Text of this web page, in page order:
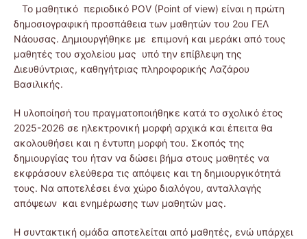
Το μαθητικό περιοδικό POV (Point of view) είναι η πρώτη
δημοσιογραφική προσπάθεια των μαθητών του 2ου ΓΕΛ
Νάουσας. Δημιουργήθηκε με επιμονή και μεράκι από τους
μαθητές του σχολείου μας υπό την επίβλεψη της
Διευθύντριας, καθηγήτριας πληροφορικής Λαζάρου
Βασιλικής.
Η υλοποίησή του πραγματοποιήθηκε κατά το σχολικό έτος
2025-2026 σε ηλεκτρονική μορφή αρχικά και έπειτα θα
ακολουθήσει και η έντυπη μορφή του. Σκοπός της
δημιουργίας του ήταν να δώσει βήμα στους μαθητές να
εκφράσουν ελεύθερα τις απόψεις και τη δημιουργικότητά
τους. Να αποτελέσει ένα χώρο διαλόγου, ανταλλαγής
απόψεων και ενημέρωσης των μαθητών μας.
Η συντακτική ομάδα αποτελείται από μαθητές, ενώ υπάρχει